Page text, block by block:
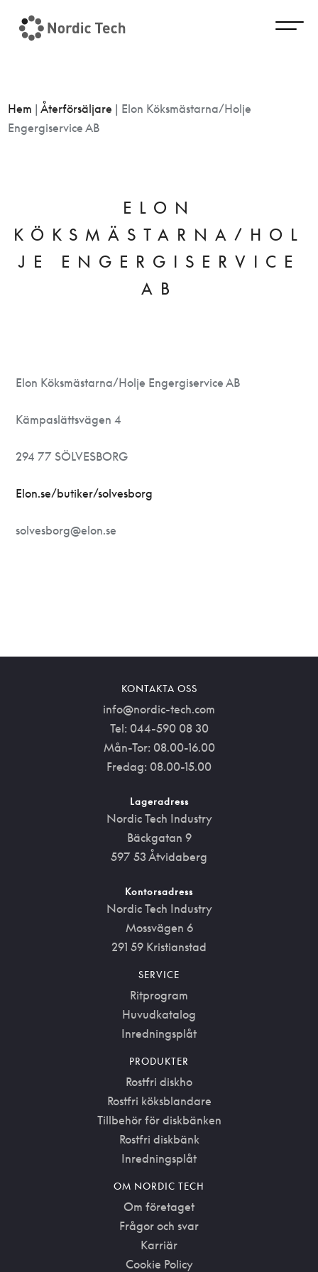
Hem |Återförsäljare | Elon Köksmästarna/Holje
Engergiservice AB
ELON
KÖKSMÄSTARNA/HOL
JE ENGERGISERVICE
AB
Elon Köksmästarna/Holje Engergiservice AB
Kämpaslättsvägen 4
294 77 SÖLVESBORG
Elon.se/butiker/solvesborg
solvesborg@elon.se
KONTAKTA OSS
info@nordic-tech.com
Tel: 044-590 08 30
Mån-Tor: 08.00-16.00
Fredag: 08.00-15.00
Lageradress
Nordic Tech Industry
Bäckgatan 9
597 53 Åtvidaberg
Kontorsadress
Nordic Tech Industry
Mossvägen 6
291 59 Kristianstad
SERVICE
Ritprogram
Huvudkatalog
Inredningsplåt
PRODUKTER
Rostfri diskho
Rostfri köksblandare
Tillbehör för diskbänken
Rostfri diskbänk
Inredningsplåt
OM NORDIC TECH
Om företaget
Frågor och svar
Karriär
Cookie Policy